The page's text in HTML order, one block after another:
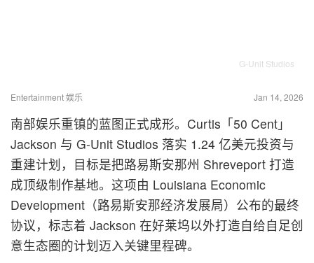
G-Unit Studios
Entertainment 娱乐 Jan 14, 2026
南部娱乐重镇的蓝图正式成形。Curtis「50 Cent」
Jackson 与 G-Unit Studios 落实 1.24 亿美元投资与
重建计划，目标是把路易斯安那州 Shreveport 打造
成顶级制作基地。这项由 Louisiana Economic
Development（路易斯安那经济发展局）公布的最终
协议，标志着 Jackson 在好莱坞以外打造自给自足创
意生态圈的计划迈入关键里程碑。